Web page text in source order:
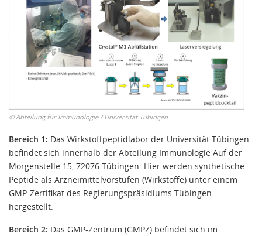
©Abteilung für Immunologie / Universität Tübingen
Bereich 1: Das Wirkstoffpeptidlabor der Universität Tübingen
befindet sich innerhalb der Abteilung Immunologie Auf der
Morgenstelle 15, 72076 Tübingen. Hier werden synthetische
Peptide als Arzneimittelvorstufen (Wirkstoffe) unter einem
GMP-Zertifikat des Regierungspräsidiums Tübingen
hergestellt.
Bereich 2: Das GMP-Zentrum (GMPZ) befindet sich im